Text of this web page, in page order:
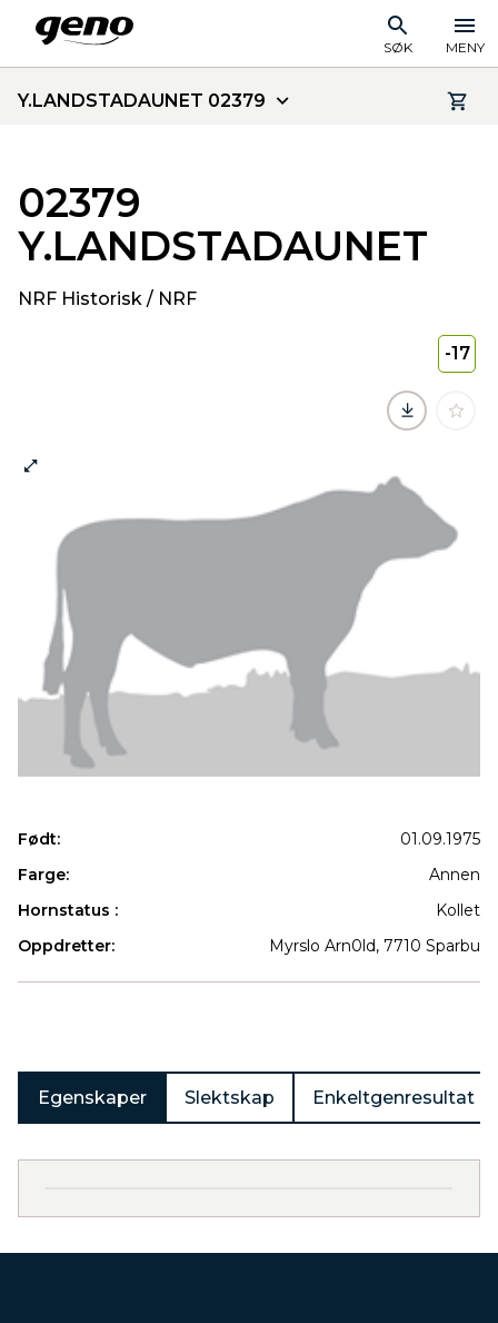
SØK MENY
Y.LANDSTADAUNET 02379
02379
Y.LANDSTADAUNET
NRF Historisk / NRF
-17
Født:
01.09.1975
Farge:
Annen
Hornstatus :
Kollet
Oppdretter:
Myrslo Arn0ld, 7710 Sparbu
Egenskaper Slektskap Enkeltgenresultat